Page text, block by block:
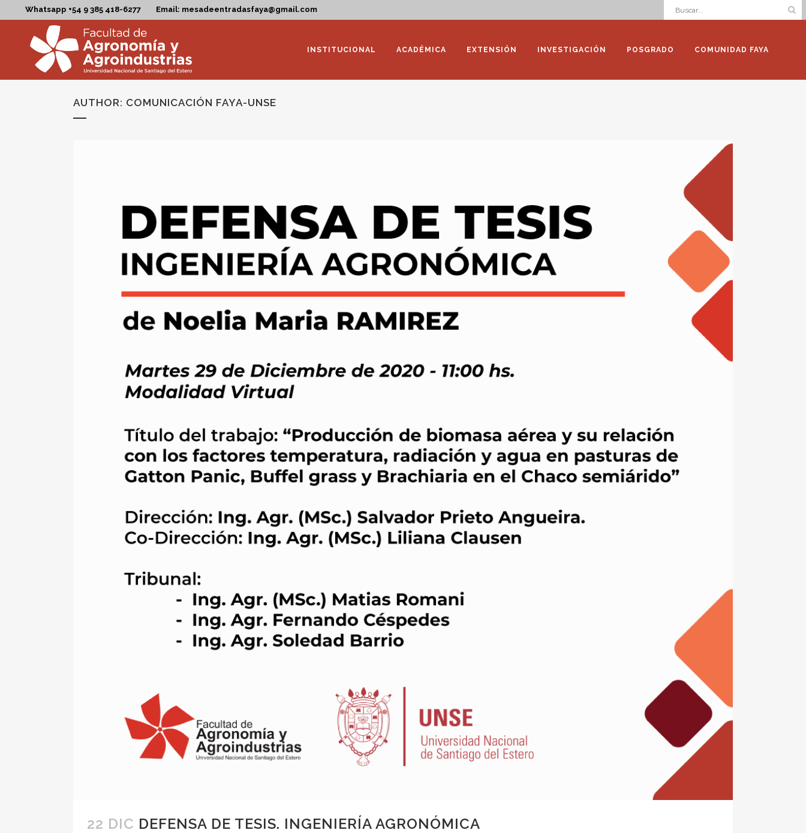
Email: mesadeentradasfaya@gmail.com
Whatsapp +54 9 385 418-6277
INSTITUCIONAL ACADÉMICA EXTENSIÓN INVESTIGACIÓN POSGRADO COMUNIDAD FAYA
AUTHOR: COMUNICACIÓN FAYA-UNSE
22 DIC DEFENSA DE TESIS. INGENIERÍA AGRONÓMICA